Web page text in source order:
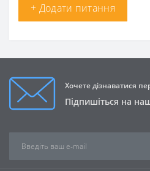
+ Додати питання
Хочете дізнаватися
Підпишіться на